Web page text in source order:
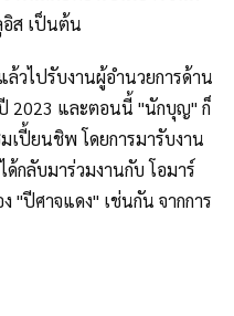
อิส เป็นต้น
วไปรับงานผู้อำนวยการด้าน
2023 และตอนนี้ "นักบุญ" ก็
เปี้ยนชิพ โดยการมารับงาน
กลับมาร่วมงานกับ โอมาร์
"ปีศาจแดง" เช่นกัน จากการ